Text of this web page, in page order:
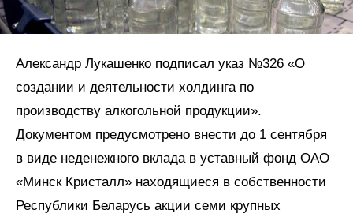
Александр Лукашенко подписал указ №326 «О
создании и деятельности холдинга по
производству алкогольной продукции».
Документом предусмотрено внести до 1 сентября
в виде неденежного вклада в уставный фонд ОАО
«Минск Кристалл» находящиеся в собственности
Республики Беларусь акции семи крупных